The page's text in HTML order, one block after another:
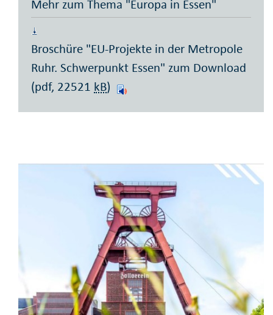
Mehr zum Thema "Europa in Essen"
Broschüre "EU-Projekte in der Metropole
Ruhr. Schwerpunkt Essen" zum Download
(pdf, 22521 kB)